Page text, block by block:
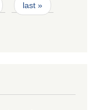
last »